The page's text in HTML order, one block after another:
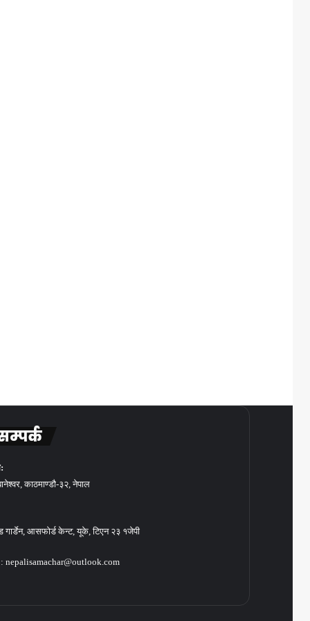
काठमाण्डौ-३२, नेपाल
गार्डेन, आसफोर्ड केन्ट, यूके, टिएन २३ १जेपी
nepalisamachar@outlook.com